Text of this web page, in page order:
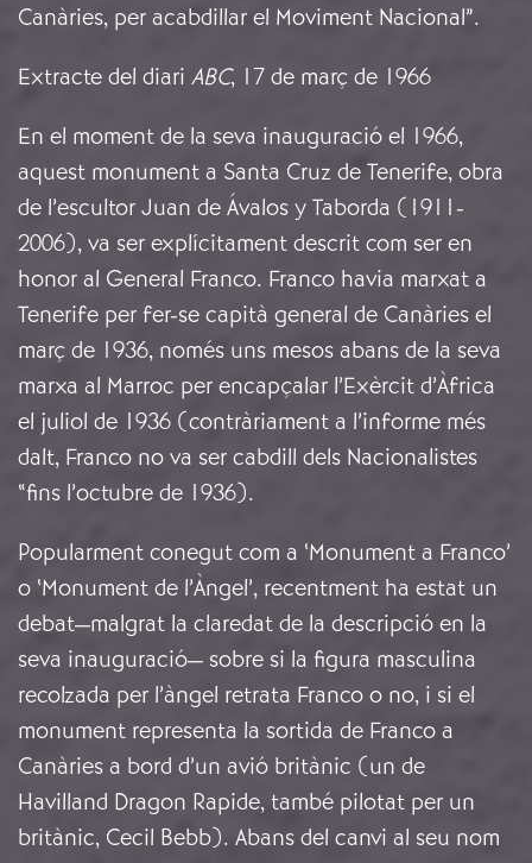
Canàries, per acabdillar el Moviment Nacional”.
Extracte del diari ABC, 17 de març de 1966
En el moment de la seva inauguració el 1966,
aquest monument a Santa Cruz de Tenerife, obra
de l’escultor Juan de Ávalos y Taborda (1911-
2006), va ser explícitament descrit com ser en
honor al General Franco. Franco havia marxat a
Tenerife per fer-se capità general de Canàries el
març de 1936, només uns mesos abans de la seva
marxa al Marroc per encapçalar l’Exèrcit d’Àfrica
el juliol de 1936 (contràriament a l’informe més
dalt, Franco no va ser cabdill dels Nacionalistes
“fins l’octubre de 1936).
Popularment conegut com a ‘Monument a Franco’
o ‘Monument de l’Àngel’, recentment ha estat un
debat—malgrat la claredat de la descripció en la
seva inauguració— sobre si la figura masculina
recolzada per l’àngel retrata Franco o no, i si el
monument representa la sortida de Franco a
Canàries a bord d’un avió britànic (un de
Havilland Dragon Rapide, també pilotat per un
britànic, Cecil Bebb). Abans del canvi al seu nom